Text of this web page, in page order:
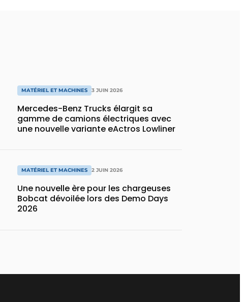
MATÉRIEL ET MACHINES 3 JUIN 2026
Mercedes-Benz Trucks élargit sa
gamme de camions électriques avec
une nouvelle variante eActros Lowliner
MATÉRIEL ET MACHINES 2 JUIN 2026
Une nouvelle ère pour les chargeuses
Bobcat dévoilée lors des Demo Days
2026